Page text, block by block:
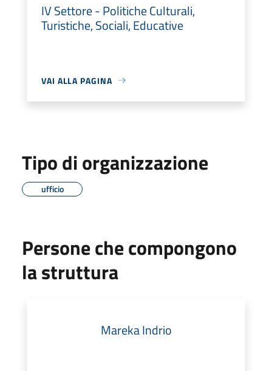
IV Settore - Politiche Culturali,
Turistiche, Sociali, Educative
VAI ALLA PAGINA
Tipo di organizzazione
ufficio
Persone che compongono
la struttura
Mareka Indrio